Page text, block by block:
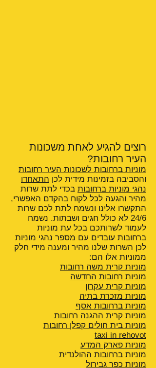
רוצים להגיע לאחת משכונות
העיר רחובות?
מוניות ברחובות לשכונות העיר רחובות
והסביבה בזמינות מידית לכן התאחדו
נהגי מוניות ברחובות בכדי לתת שרות
מהיר והגעה לכל לקוח בהקדם האפשרי,
התקשרו אלינו ונשמח לתת לכם שרות
24/6 לא כולל חגים ושבתות. נשמח
לעמוד לשרותכם בכל עת מוניות
ברחובות עובדים עם מספר נהגי מוניות
לכן השרות שלנו מהיר ומענה מידי חלק
ממוניות אלו הם:
מוניות קרית משה רחובות
מוניות רחובות החדשה
מוניות קרית עקרון
מוניות מזכרת בתיה
מוניות ברחובות אסף
מוניות קרית ההגנה רחובות
מוניות בית חולים קפלן רחובות
taxi in rehovot
מוניות פארק המדע
מוניות ברחובות ההולנדית
מוניות כפר גבירול